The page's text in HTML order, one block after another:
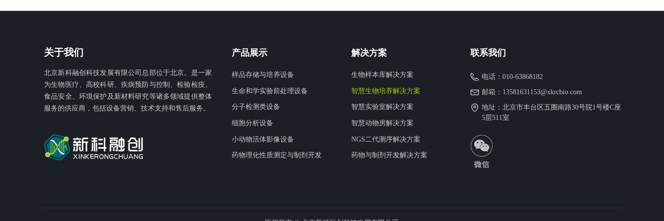
关于我们
北京新科融创科技发展有限公司总部位于北京。是一家
为生物医疗、高校科研、疾病预防与控制、检验检疫、
食品安全、环境保护及新材料研究等诸多领域提供整体
服务的供应商，包括设备营销、技术支持和售后服务。
联系我们
电话： 010-63868182
邮箱： 13581631153@xkrcbio.com
地址： 北京市丰台区五圈南路30号院1号楼C座
5层511室
产品展示
样品存储与培养设备
生命和学实验前处理设备
分子检测类设备
细胞分析设备
小动物活体影像设备
药物理化性质测定与制剂开发
解决方案
生物样本库解决方案
智慧生物培养解决方案
智慧实验室解决方案
智慧动物房解决方案
NGS二代测序解决方案
药物与制剂开发解决方案